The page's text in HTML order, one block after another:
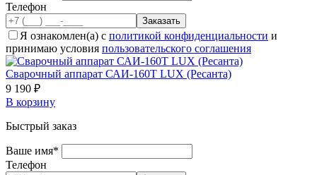
Телефон
Я ознакомлен(а) с политикой конфиденциальности и
принимаю условия пользовательского соглашения
Сварочный аппарат САИ-160Т LUX (Ресанта)
9 190 ₽
В корзину
Быстрый заказ
Ваше имя*
Телефон